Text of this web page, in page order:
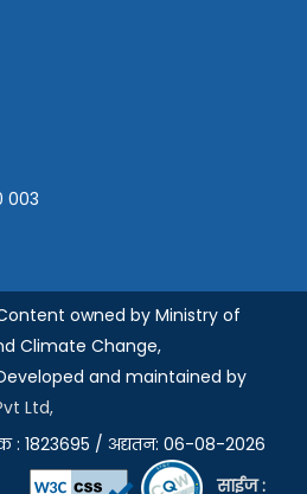
003
owned by Ministry of
Climate Change,
and maintained by
Ltd,
1823695 / अद्यतन: 06-08-2026
साईज :